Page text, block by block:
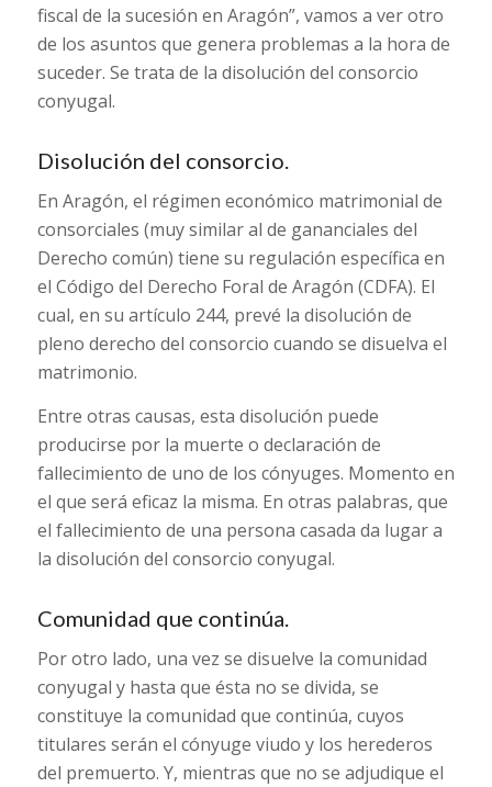
fiscal de la sucesión en Aragón”, vamos a ver otro
de los asuntos que genera problemas a la hora de
suceder. Se trata de la disolución del consorcio
conyugal.
Disolución del consorcio.
En Aragón, el régimen económico matrimonial de
consorciales (muy similar al de gananciales del
Derecho común) tiene su regulación específica en
el Código del Derecho Foral de Aragón (CDFA). El
cual, en su artículo 244, prevé la disolución de
pleno derecho del consorcio cuando se disuelva el
matrimonio.
Entre otras causas, esta disolución puede
producirse por la muerte o declaración de
fallecimiento de uno de los cónyuges. Momento en
el que será eficaz la misma. En otras palabras, que
el fallecimiento de una persona casada da lugar a
la disolución del consorcio conyugal.
Comunidad que continúa.
Por otro lado, una vez se disuelve la comunidad
conyugal y hasta que ésta no se divida, se
constituye la comunidad que continúa, cuyos
titulares serán el cónyuge viudo y los herederos
del premuerto. Y, mientras que no se adjudique el